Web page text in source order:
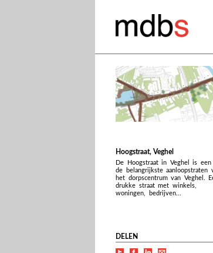
Hoogstraat, Veghel
De Hoogstraat in Veghel is een
de belangrijkste aanloopstraten
het dorpscentrum van Veghel.
drukke straat met winkels,
woningen, bedrijven...
DELEN